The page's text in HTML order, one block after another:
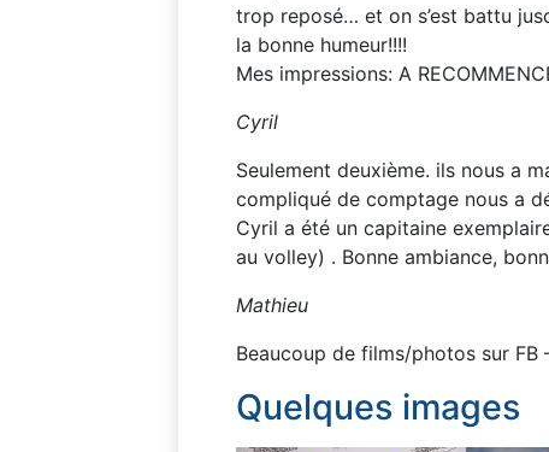
trop reposé… et on s’est battu
la bonne humeur!!!!
Mes impressions: A
Cyril
Seulement deuxième. ils nous a
compliqué de comptage nous a
Cyril a été un capitaine
au volley) . Bonne ambiance,
Mathieu
Beaucoup de films/photos sur FB
Quelques images